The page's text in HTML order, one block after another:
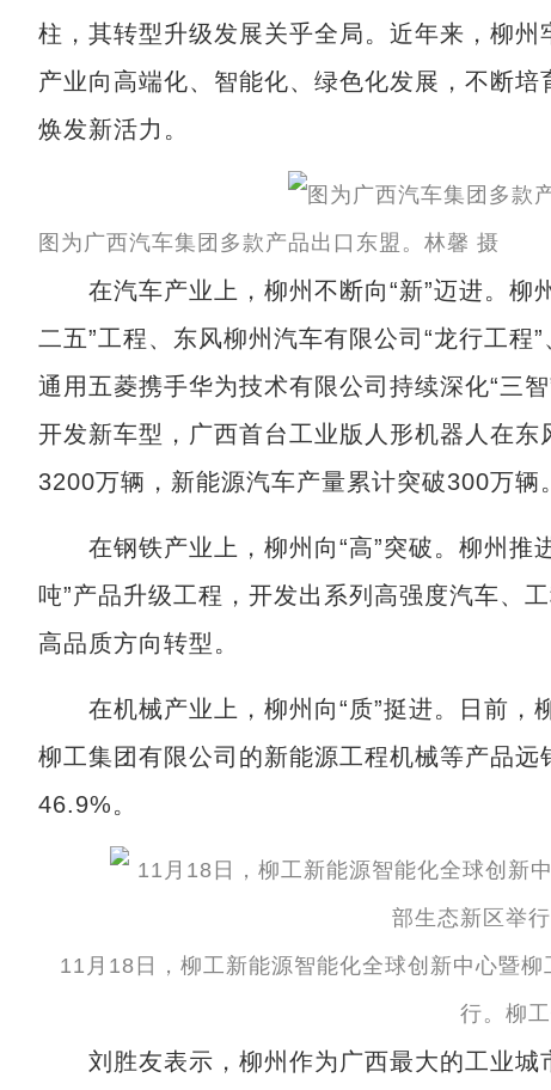
柱，其转型升级发展关乎全局。近年来，柳
产业向高端化、智能化、绿色化发展，不断
焕发新活力。
图为广西汽车集团多款产品出口东盟。林馨 摄
在汽车产业上，柳州不断向“新”迈进。柳
二五”工程、东风柳州汽车有限公司“龙行工程
通用五菱携手华为技术有限公司持续深化“三
开发新车型，广西首台工业版人形机器人在
3200万辆，新能源汽车产量累计突破300万辆。
在钢铁产业上，柳州向“高”突破。柳州推
吨”产品升级工程，开发出系列高强度汽车、
高品质方向转型。
在机械产业上，柳州向“质”挺进。日前，
柳工集团有限公司的新能源工程机械等产品
46.9%。
11月18日，柳工新能源智能化全球创新中心暨
行。柳
刘胜友表示，柳州作为广西最大的工业城